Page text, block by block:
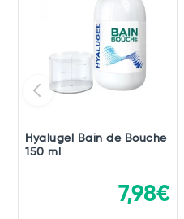
Hyalugel Bain de Bouche
150 ml
7,98€